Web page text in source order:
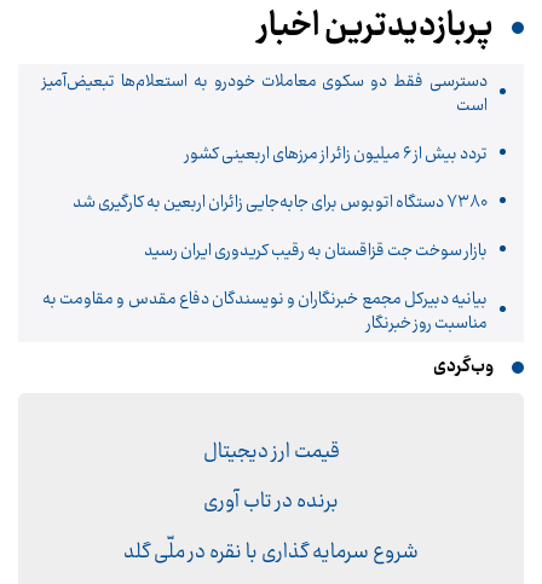
پربازدیدترین اخبار
دسترسی فقط دو سکوی معاملات خودرو به استعلام‌ها تبعیض‌آمیز
است
تردد بیش از ۶ میلیون زائر از مرزهای اربعینی کشور
۷۳۸۰ دستگاه اتوبوس برای جابه‌جایی زائران اربعین به‌ کارگیری شد
بازار سوخت جت قزاقستان به رقیب کریدوری ایران رسید
بیانیه دبیرکل مجمع خبرنگاران و نویسندگان دفاع مقدس و مقاومت به
مناسبت روز خبرنگار
وب‌گردی
قیمت ارز دیجیتال
برنده در تاب آوری
شروع سرمایه گذاری با نقره در ملّی گلد